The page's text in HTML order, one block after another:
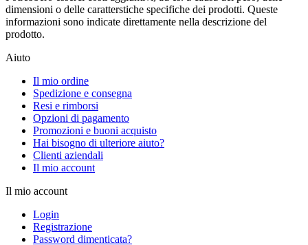
dimensioni o delle caratterstiche specifiche dei prodotti. Queste
informazioni sono indicate direttamente nella descrizione del
prodotto.
Aiuto
Il mio ordine
Spedizione e consegna
Resi e rimborsi
Opzioni di pagamento
Promozioni e buoni acquisto
Hai bisogno di ulteriore aiuto?
Clienti aziendali
Il mio account
Il mio account
Login
Registrazione
Password dimenticata?